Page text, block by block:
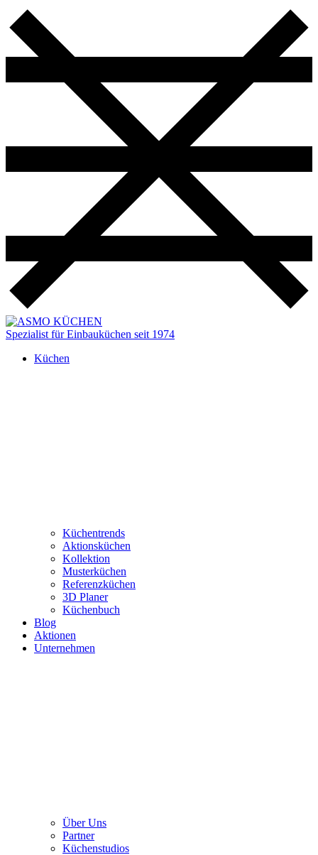
Spezialist für Einbauküchen seit 1974
Küchen
Küchentrends
Aktionsküchen
Kollektion
Musterküchen
Referenzküchen
3D Planer
Küchenbuch
Blog
Aktionen
Unternehmen
Über Uns
Partner
Küchenstudios